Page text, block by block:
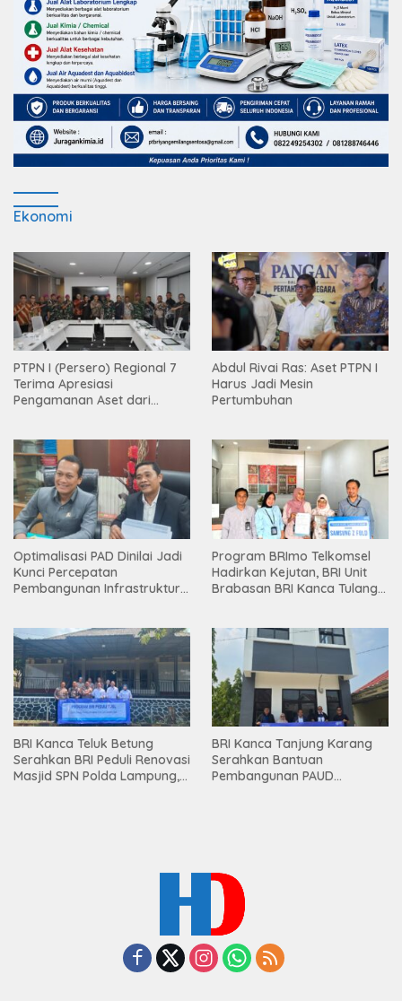
Ekonomi
PTPN I (Persero) Regional 7
Terima Apresiasi
Pengamanan Aset dari
Abdul Rivai Ras: Aset PTPN I
Harus Jadi Mesin
Pertumbuhan
Optimalisasi PAD Dinilai Jadi
Kunci Percepatan
Pembangunan Infrastruktur
Program BRImo Telkomsel
Hadirkan Kejutan, BRI Unit
Brabasan BRI Kanca Tulang
Mesuji
BRI Kanca Teluk Betung
Serahkan BRI Peduli Renovasi
Masjid SPN Polda Lampung,
BRI Kanca Tanjung Karang
Serahkan Bantuan
Pembangunan PAUD